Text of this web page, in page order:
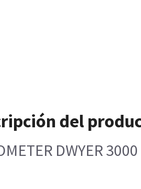
del
DWYER